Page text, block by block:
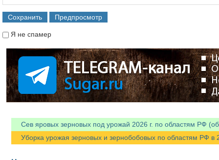
Я не спамер
Сев яровых зерновых под урожай 2026 г. по областям РФ
Уборка урожая зерновых и зернобобовых по областям РФ в